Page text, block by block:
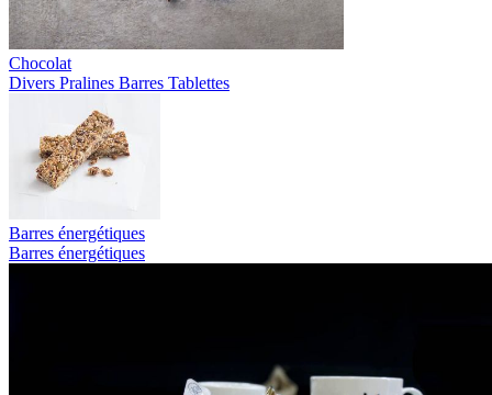
Chocolat
Divers Pralines Barres Tablettes
Barres énergétiques
Barres énergétiques